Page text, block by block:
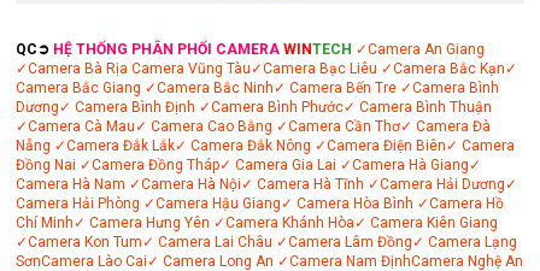
QC➲ HỆ THỐNG PHÂN PHỐI CAMERA WINTECH ✓Camera An Giang
✓Camera Bà Rịa Camera Vũng Tàu ✓Camera Bạc Liêu ✓Camera Bắc Kạn ✓
Camera Bắc Giang ✓Camera Bắc Ninh ✓ Camera Bến Tre ✓Camera Bình
Dương ✓ Camera Bình Định ✓Camera Bình Phước✓ Camera Bình Thuận
✓Camera Cà Mau ✓ Camera Cao Bằng ✓Camera Cần Thơ✓ Camera Đà
Nẵng ✓Camera Đắk Lắk✓ Camera Đắk Nông ✓Camera Điện Biên ✓ Camera
Đồng Nai ✓Camera Đồng Tháp✓ Camera Gia Lai ✓Camera Hà Giang ✓
Camera Hà Nam ✓Camera Hà Nội ✓ Camera Hà Tĩnh ✓Camera Hải Dương ✓
Camera Hải Phòng ✓Camera Hậu Giang ✓ Camera Hòa Bình ✓Camera Hồ
Chí Minh ✓ Camera Hưng Yên ✓Camera Khánh Hòa ✓ Camera Kiên Giang
✓Camera Kon Tum ✓ Camera Lai Châu ✓Camera Lâm Đồng ✓ Camera Lạng
SơnCamera Lào Cai ✓ Camera Long An ✓Camera Nam ĐịnhCamera Nghệ An